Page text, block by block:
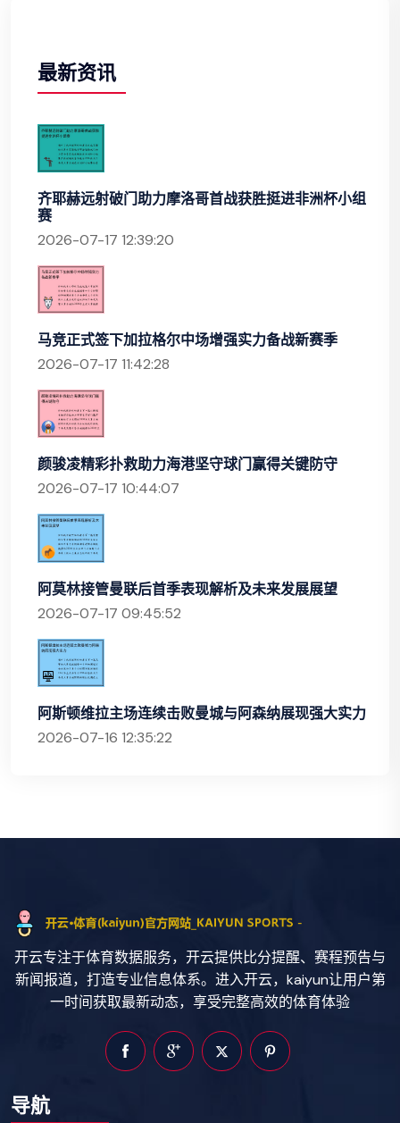
最新资讯
齐耶赫远射破门助力摩洛哥首战获胜挺进非洲杯小组
赛
2026-07-17 12:39:20
马竞正式签下加拉格尔中场增强实力备战新赛季
2026-07-17 11:42:28
颜骏凌精彩扑救助力海港坚守球门赢得关键防守
2026-07-17 10:44:07
阿莫林接管曼联后首季表现解析及未来发展展望
2026-07-17 09:45:52
阿斯顿维拉主场连续击败曼城与阿森纳展现强大实力
2026-07-16 12:35:22
开云专注于体育数据服务，开云提供比分提醒、赛程预告与
新闻报道，打造专业信息体系。进入开云，kaiyun让用户第
一时间获取最新动态，享受完整高效的体育体验
导航